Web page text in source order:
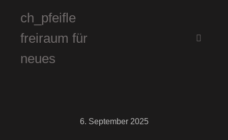
ch_pfeifle
freiraum für
neues
6. September 2025